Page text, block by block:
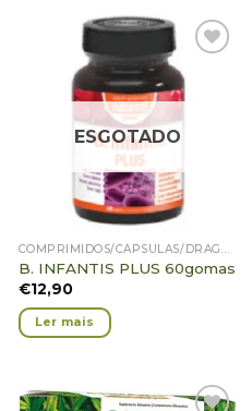
Adicionar
Favoritos
ESGOTADO
COMPRIMIDOS/CÁPSULAS/DRAGEIAS/PASTILHAS/GOMAS
B. INFANTIS PLUS 60gomas
€12,90
Ler mais